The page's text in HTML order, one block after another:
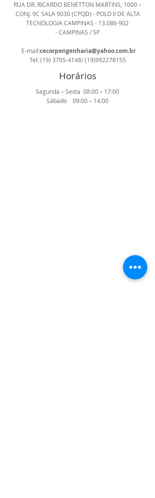
RUA DR. RICARDO BENETTON MARTINS, 1000 –
CONJ. 9C SALA 9030 (CPQD) - POLO II DE ALTA
TECNOLOGIA CAMPINAS - 13.086-902
- CAMPINAS / SP
E-mail:cecorpengenharia@yahoo.com.br
Tel: (19) 3705-4148/(19)992278155
Horários
Segunda – Sexta 08:00 – 17:00
Sábado 09:00 – 14:00